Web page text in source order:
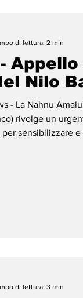
Nilo
- La Nahnu
rivolge un
sensibilizzare
di lettura: 2 min
di lettura: 3 min